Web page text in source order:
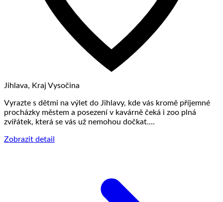
Jihlava, Kraj Vysočina
Vyrazte s dětmi na výlet do Jihlavy, kde vás kromě příjemné
procházky městem a posezení v kavárně čeká i zoo plná
zvířátek, která se vás už nemohou dočkat.…
Zobrazit detail